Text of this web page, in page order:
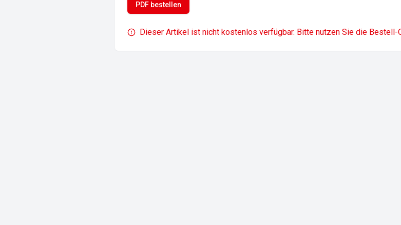
PDF bestellen
Dieser Artikel ist nicht kostenlos verfügbar. Bitte nutzen Sie die Bestell-